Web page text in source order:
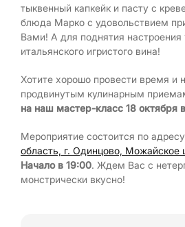
тыквенный капкейк и пасту с
блюда Марко с удовольствием
Вами! А для поднятия настроения
итальянского игристого вина!
Хотите хорошо провести время и
продвинутым кулинарным
на наш мастер-класс 18 октября
Мероприятие состоится по
область, г. Одинцово, Можайское
Начало в 19:00. Ждем Вас с
монстрически вкусно!